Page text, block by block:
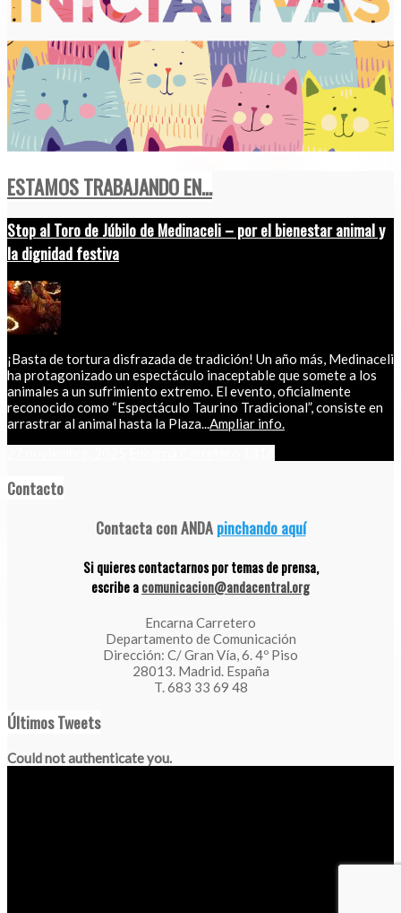
ESTAMOS TRABAJANDO EN...
Stop al Toro de Júbilo de Medinaceli – por el bienestar animal y
la dignidad festiva
¡Basta de tortura disfrazada de tradición! Un año más, Medinaceli
ha protagonizado un espectáculo inaceptable que somete a los
animales a un sufrimiento extremo. El evento, oficialmente
reconocido como “Espectáculo Taurino Tradicional”, consiste en
arrastrar al animal hasta la Plaza...Ampliar info.
Contacto
Contacta con ANDApinchando aquí
Si quieres contactarnos por temas de prensa,
escribe acomunicacion@andacentral.org
Encarna Carretero
Departamento de Comunicación
Dirección: C/ Gran Vía, 6. 4º Piso
28013. Madrid. España
T. 683 33 69 48
Últimos Tweets
Could not authenticate you.
"Nos esforzamos por difundir nuestro respeto por los